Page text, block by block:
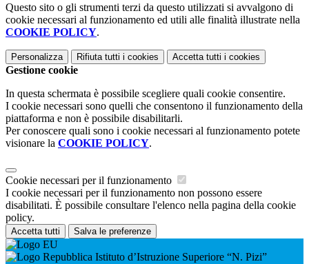
Questo sito o gli strumenti terzi da questo utilizzati si avvalgono di
cookie necessari al funzionamento ed utili alle finalità illustrate nella
COOKIE POLICY.
Personalizza Rifiuta tutti i cookies Accetta tutti i cookies
Gestione cookie
In questa schermata è possibile scegliere quali cookie consentire.
I cookie necessari sono quelli che consentono il funzionamento della
piattaforma e non è possibile disabilitarli.
Per conoscere quali sono i cookie necessari al funzionamento potete
visionare la COOKIE POLICY.
Cookie necessari per il funzionamento
I cookie necessari per il funzionamento non possono essere
disabilitati. È possibile consultare l'elenco nella pagina della cookie
policy.
Accetta tutti Salva le preferenze
Istituto d’Istruzione Superiore “N. Pizi”